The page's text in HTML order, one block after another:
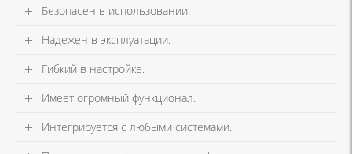
Безопасен в использовании.
Надежен в эксплуатации.
Гибкий в настройке.
Имеет огромный функционал.
Интегрируется с любыми системами.